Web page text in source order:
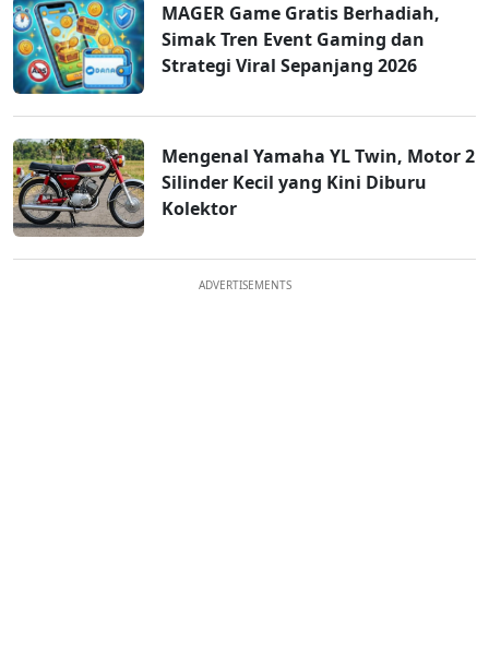
MAGER Game Gratis Berhadiah,
Simak Tren Event Gaming dan
Strategi Viral Sepanjang 2026
Mengenal Yamaha YL Twin, Motor 2
Silinder Kecil yang Kini Diburu
Kolektor
ADVERTISEMENTS